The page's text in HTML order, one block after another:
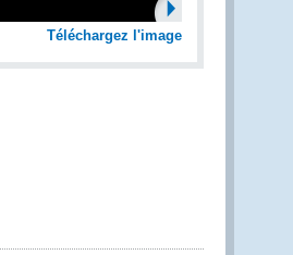
Téléchargez l'image